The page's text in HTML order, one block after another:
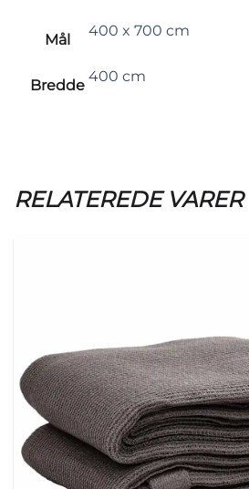
Mål
400 x 700 cm
Bredde
400 cm
RELATEREDE VARER